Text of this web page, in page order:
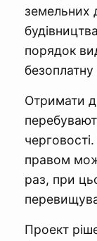
земельних
порядок
безоплатну
Отримати
правом
раз, при
Проект